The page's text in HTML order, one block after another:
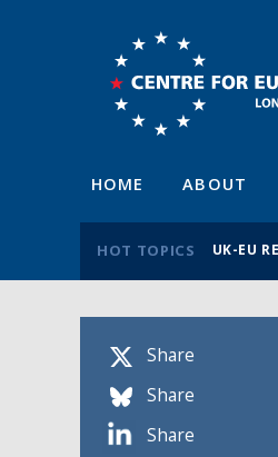
HOME ABOUT
HOT TOPICS UK-EU
Share
Share
Share